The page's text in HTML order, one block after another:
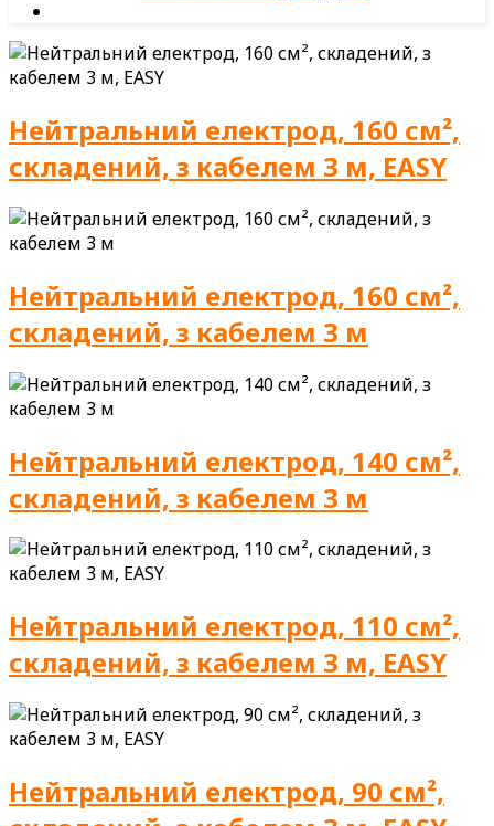
Нейтральний електрод, 160 см²,
складений, з кабелем 3 м, EASY
Нейтральний електрод, 160 см²,
складений, з кабелем 3 м
Нейтральний електрод, 140 см²,
складений, з кабелем 3 м
Нейтральний електрод, 110 см²,
складений, з кабелем 3 м, EASY
Нейтральний електрод, 90 см²,